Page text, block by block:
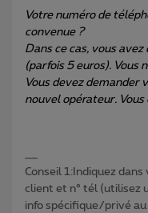
Votre numéro de
convenue ?
Dans ce cas, vous
(parfois 5 euros). Vous
Vous devez demander
nouvel opérateur. Vous
Conseil 1:Indiquez
client et n° tél (utilisez
info spécifique/privé